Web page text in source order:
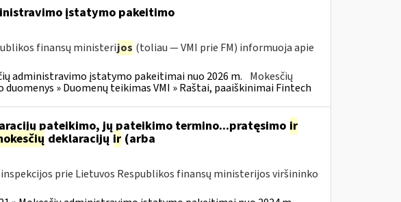
įstatymo pakeitimo
finansų ministerijos (toliau — VMI prie FM) informuoja apie
administravimo įstatymo pakeitimai nuo 2026 m. Mokesčių
» Duomenų teikimas VMI » Raštai, paaiškinimai Fintech
pateikimo, jų pateikimo termino...pratęsimo ir
deklaracijų ir(arba
inspekcijos prie Lietuvos Respublikos finansų ministerijos viršininko